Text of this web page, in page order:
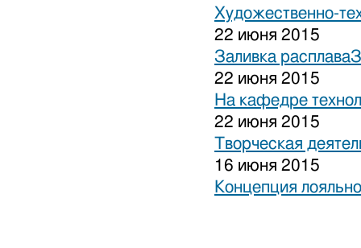
Художественно-
22 июня 2015
Заливка
22 июня 2015
На кафедре
22 июня 2015
Творческая
16 июня 2015
Концепция